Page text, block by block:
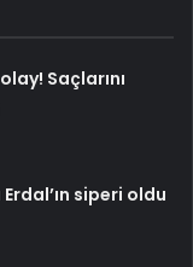
Saçlarını
siperi oldu